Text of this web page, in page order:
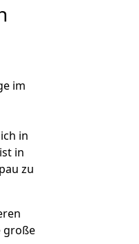
im
in
in
zu
große